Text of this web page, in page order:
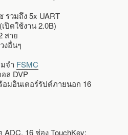
รวมถึง 5x UART
ปิดใช้งาน 2.0B)
สาย
งอื่นๆ
จำ FSMC
ล DVP
อมอินเตอร์รัปต์ภายนอก 16
16 ช่อง TouchKey;